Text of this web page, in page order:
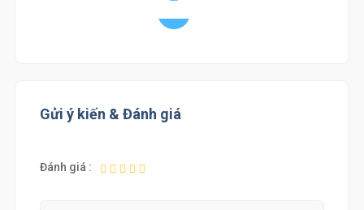
Gửi ý kiến & Đánh giá
Đánh giá :